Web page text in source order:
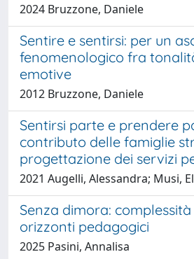
2024 Bruzzone, Daniele
Sentire e sentirsi: per un
fenomenologico fra
emotive
2012 Bruzzone, Daniele
Sentirsi parte e prendere
contributo delle famiglie
progettazione dei servizi
2021 Augelli, Alessandra; Musi,
Senza dimora:
orizzonti pedagogici
2025 Pasini, Annalisa